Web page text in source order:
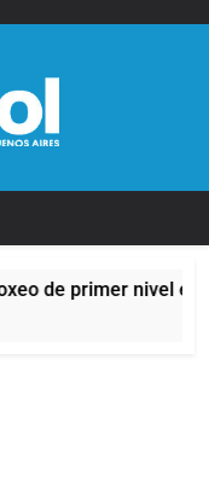
de primer nivel en